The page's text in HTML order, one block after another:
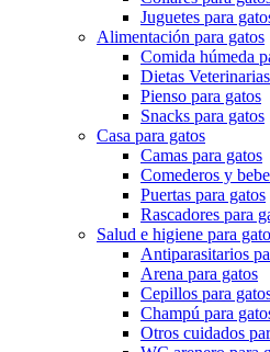
Juguetes para
Alimentación para gatos
Comida húmeda
Dietas
Pienso para gatos
Snacks para gatos
Casa para gatos
Camas para gatos
Comederos y
Puertas para gatos
Rascadores para
Salud e higiene para
Antiparasitarios
Arena para gatos
Cepillos para
Champú para
Otros cuidados